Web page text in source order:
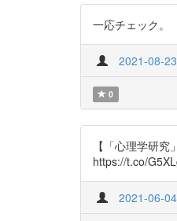
一応チェック。
2021-08-
0
【「心理学研
https://t.co/
2021-06-